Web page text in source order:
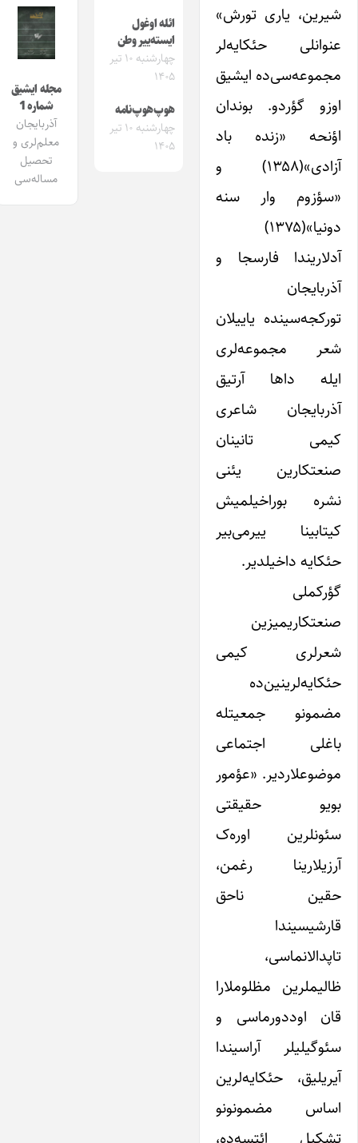
شیرین، یاری تورش»
عنوانلی حئکایه‌لر
مجموعه‌سی‌ده ایشیق
اوزو گؤردو. بوندان
اؤنحه «زنده‌ باد
آزادی»(۱۳۵۸) و
«سؤزوم وار سنه
دونیا»(۱۳۷۵)
آدلاریندا فارسجا و
آذربایجان
تورکجه‌سینده یاییلان
شعر مجموعه‌لری
ایله داها آرتیق
آذربایجان شاعری
کیمی تانینان
صنعتکارین یئنی
نشره بوراخیلمیش
کیتابینا ییرمی‌بیر
حئکایه داخیلدیر.
گؤرکملی
صنعتکاریمیزین
شعرلری کیمی
حئکایه‌لرینین‌ده
مضمونو جمعیتله
باغلی اجتماعی
موضوعلاردیر. «عؤمور
بویو حقیقتی
سئونلرین اوره‌ک
آرزیلارینا رغمن،
حقین ناحق
قارشیسیندا
تاپدالانماسی،
ظالیملرین مظلوملارا
قان اوددورماسی و
سئوگیلیلر آراسیندا
آیریلیق، حئکایه‌لرین
اساس مضمونونو
ائله اوغول
ایسته‌ییر وطن
چهارشنبه ۱۰ تیر
۱۴۰۵
هوپ‌هوپ‌نامه
چهارشنبه ۱۰ تیر
۱۴۰۵
مجله ایشیق
شماره 1
آذربایجان
معلم‌لری و
تحصیل
مساله‌سی